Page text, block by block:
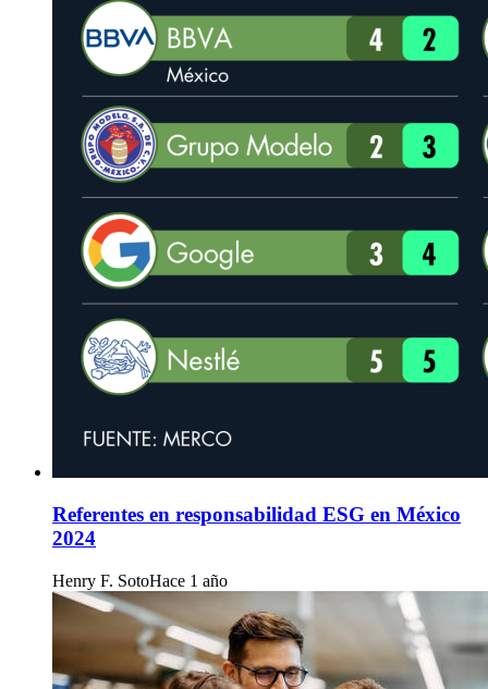
Referentes en responsabilidad ESG en México
2024
Henry F. SotoHace 1 año